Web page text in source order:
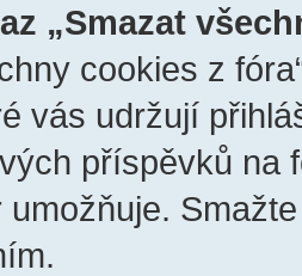
„Smazat
cookies z
vás udržují
příspěvků na
umožňuje.